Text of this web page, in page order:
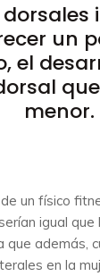
un
el
menor.
un físico
igual que
que además,
en la